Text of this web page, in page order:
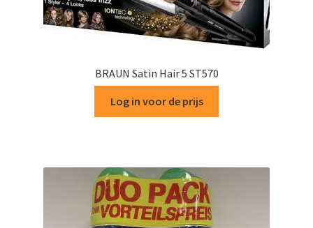
BRAUN Satin Hair 5 ST570
Log in voor de prijs